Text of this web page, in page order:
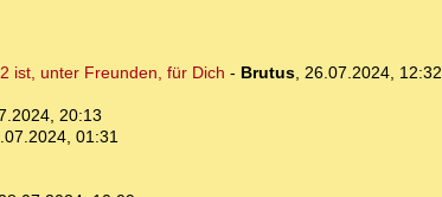
ist, unter Freunden, für Dich - Brutus, 26.07.2024, 12:32
20:13
01:31